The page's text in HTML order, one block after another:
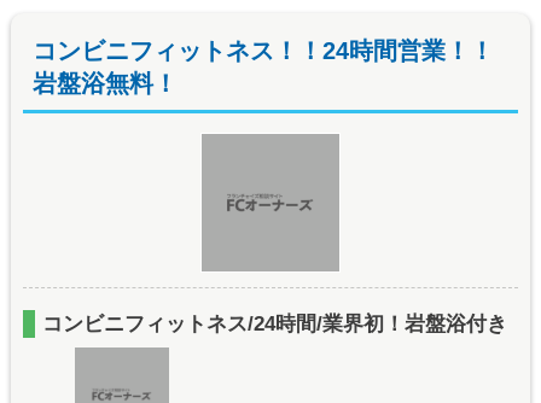
コンビニフィットネス！！24時間営業！！
岩盤浴無料！
コンビニフィットネス/24時間/業界初！岩盤浴付き